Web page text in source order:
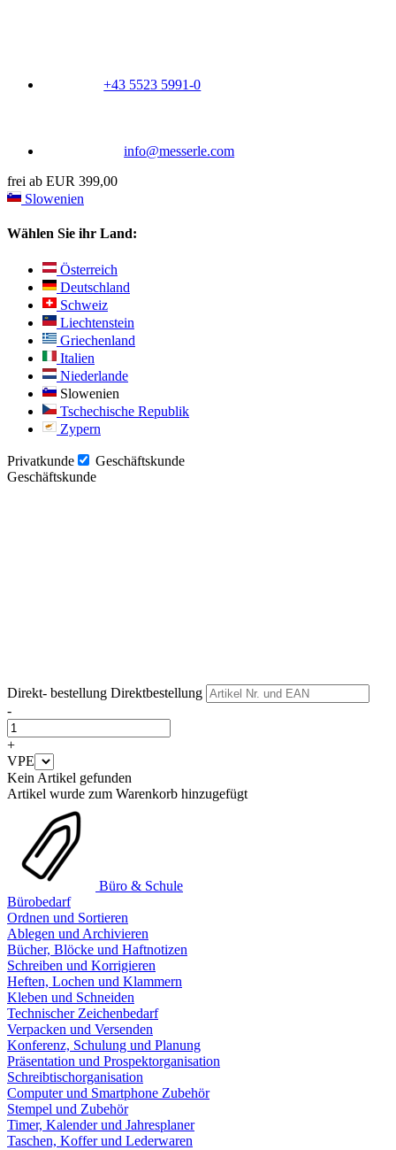
+43 5523 5991-0
info@messerle.com
frei ab EUR 399,00
Slowenien
Wählen Sie ihr Land:
Österreich
Deutschland
Schweiz
Liechtenstein
Griechenland
Italien
Niederlande
Slowenien
Tschechische Republik
Zypern
Privatkunde
Geschäftskunde
Geschäftskunde
Direkt- bestellung Direktbestellung
-
+
VPE
Kein Artikel gefunden
Artikel wurde zum Warenkorb hinzugefügt
Büro & Schule
Bürobedarf
Ordnen und Sortieren
Ablegen und Archivieren
Bücher, Blöcke und Haftnotizen
Schreiben und Korrigieren
Heften, Lochen und Klammern
Kleben und Schneiden
Technischer Zeichenbedarf
Verpacken und Versenden
Konferenz, Schulung und Planung
Präsentation und Prospektorganisation
Schreibtischorganisation
Computer und Smartphone Zubehör
Stempel und Zubehör
Timer, Kalender und Jahresplaner
Taschen, Koffer und Lederwaren